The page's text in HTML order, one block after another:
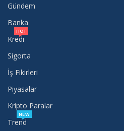
Gündem
Banka
Kredi
HOT
Sigorta
İş Fikirleri
Piyasalar
Kripto Paralar
Trend
NEW